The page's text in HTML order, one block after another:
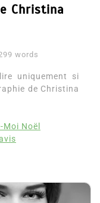
Christina
words
uniquement si
de Christina
Noël